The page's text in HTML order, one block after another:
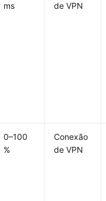
ms
de VPN
0–100
%
Conexão
de VPN